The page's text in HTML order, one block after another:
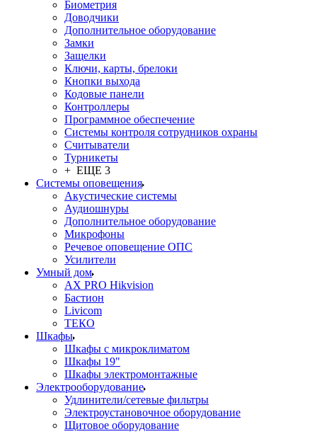
Биометрия
Доводчики
Дополнительное оборудование
Замки
Защелки
Ключи, карты, брелоки
Кнопки выхода
Кодовые панели
Контроллеры
Программное обеспечение
Системы контроля сотрудников охраны
Считыватели
Турникеты
+ ЕЩЕ 3
Системы оповещения
Акустические системы
Аудиошнуры
Дополнительное оборудование
Микрофоны
Речевое оповещение ОПС
Усилители
Умный дом
AX PRO Hikvision
Бастион
Livicom
ТЕКО
Шкафы
Шкафы с микроклиматом
Шкафы 19"
Шкафы электромонтажные
Электрооборудование
Удлинители/сетевые фильтры
Электроустановочное оборудование
Щитовое оборудование